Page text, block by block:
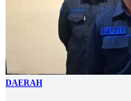
DAERAH